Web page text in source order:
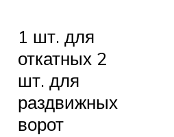
1 шт. для
откатных 2
шт. для
раздвижных
ворот